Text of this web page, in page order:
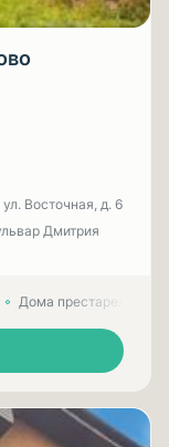
Восточная, д. 6
Дмитрия
Дома престарелых